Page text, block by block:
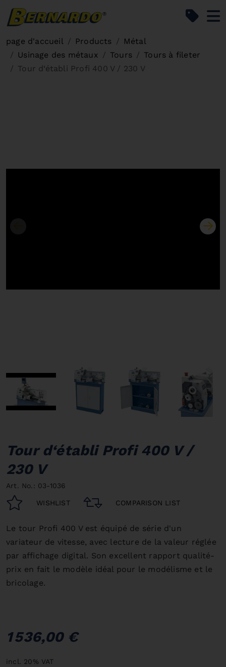
page d'accueil Products
Métal
Usinage des métaux
Tours
Tours à fileter
Tour d‘établi Profi 400 V / 230 V
Tour d‘établi Profi 400 V /
230 V
Art. No.: 03-1036
WISHLIST COMPARISON LIST
Le tour Profi 400 V est équipé de série d'un
variateur de vitesse, avec lecture de la valeur réglée
par affichage digital. Son excellent rapport qualité-
prix en fait le modèle idéal pour le modélisme et le
bricolage.
1 536,00 €
incl. 20% VAT